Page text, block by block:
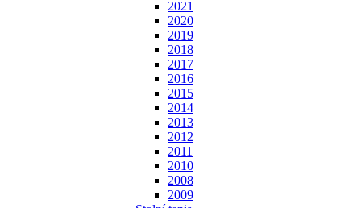
2021
2020
2019
2018
2017
2016
2015
2014
2013
2012
2011
2010
2008
2009